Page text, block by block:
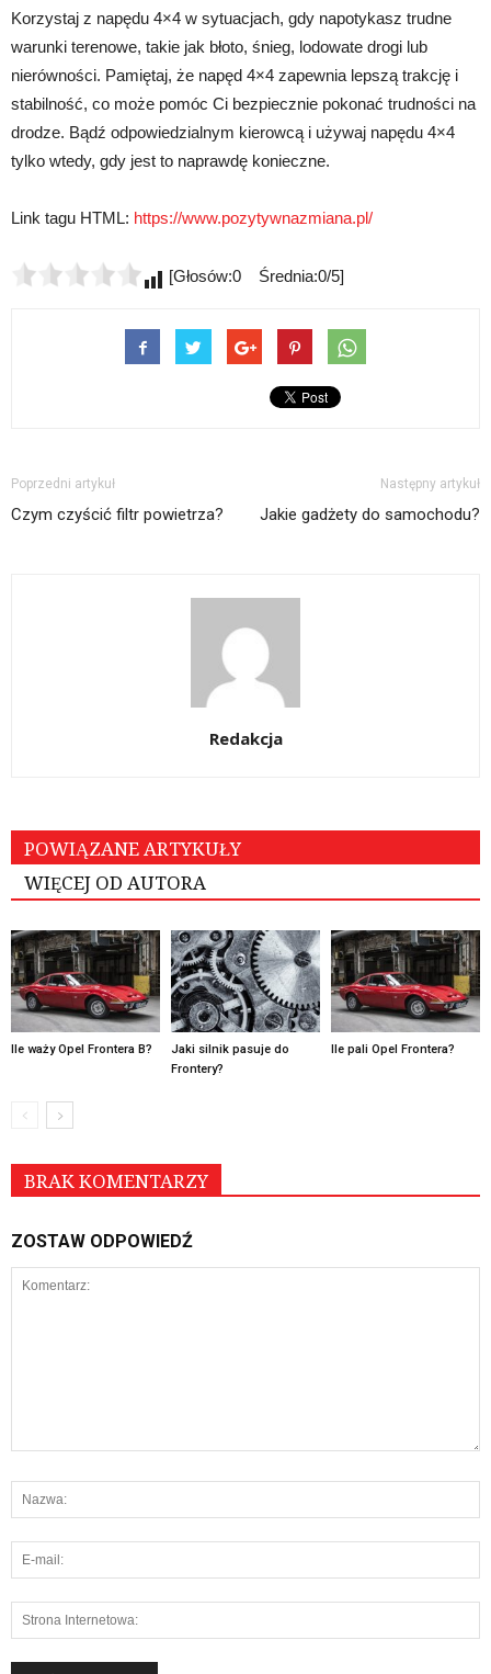
Korzystaj z napędu 4×4 w sytuacjach, gdy napotykasz trudne
warunki terenowe, takie jak błoto, śnieg, lodowate drogi lub
nierówności. Pamiętaj, że napęd 4×4 zapewnia lepszą trakcję i
stabilność, co może pomóc Ci bezpiecznie pokonać trudności na
drodze. Bądź odpowiedzialnym kierowcą i używaj napędu 4×4
tylko wtedy, gdy jest to naprawdę konieczne.
Link tagu HTML: https://www.pozytywnazmiana.pl/
[Głosów:0 Średnia:0/5]
Poprzedni artykuł
Czym czyścić filtr powietrza?
Następny artykuł
Jakie gadżety do samochodu?
Redakcja
POWIĄZANE ARTYKUŁY
WIĘCEJ OD AUTORA
Ile waży Opel Frontera B?
Jaki silnik pasuje do
Frontery?
Ile pali Opel Frontera?
BRAK KOMENTARZY
ZOSTAW ODPOWIEDŹ